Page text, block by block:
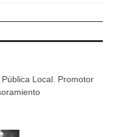
Local. Promotor